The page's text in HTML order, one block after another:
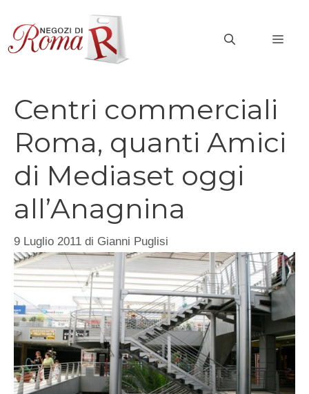
contenuto
Centri commerciali
Roma, quanti Amici
di Mediaset oggi
all’Anagnina
9 Luglio 2011 di Gianni Puglisi